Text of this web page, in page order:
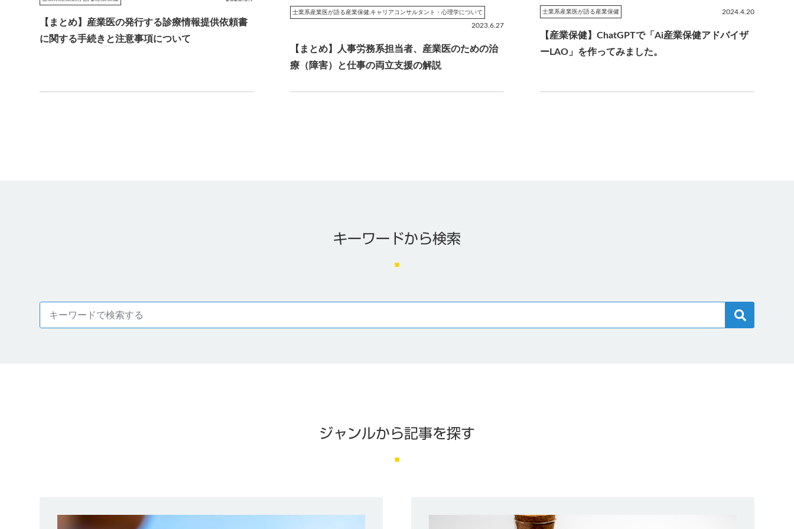
【まとめ】産業医の発行する診療情報提供依頼書
に関する手続きと注意事項について
士業系産業医が語る産業保健, キャリアコンサルタント・心理学について
2023.6.27
【まとめ】人事労務系担当者、産業医のための治
療（障害）と仕事の両立支援の解説
士業系産業医が語る産業保健 2024.4.20
【産業保健】ChatGPTで「Ai産業保健アドバイザ
ーLAO」を作ってみました。
キーワードから検索
ジャンルから記事を探す